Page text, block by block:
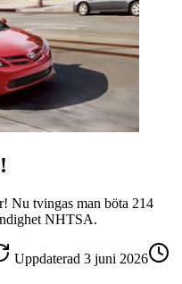
Nu tvingas man böta 214
NHTSA.
Uppdaterad 3 juni 2026